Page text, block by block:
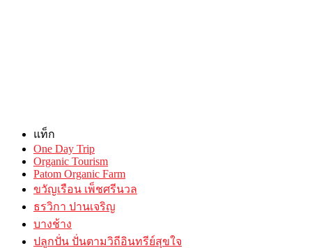
แท็ก
One Day Trip
Organic Tourism
Patom Organic Farm
ขวัญเรือน เพ็ชศรีนวล
ธรวิกา ปานเจริญ
บางช้าง
ปลูกปั่น ปั่นตามวิถีอินทรีย์สุขใจ